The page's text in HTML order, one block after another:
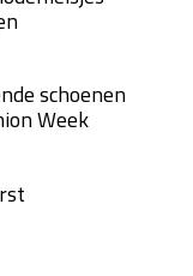
schoenen
Week